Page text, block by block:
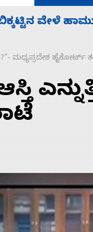
ಮಧ್ಯಪ್ರದೇಶ ಹೈಕೋರ್ಟ್‌